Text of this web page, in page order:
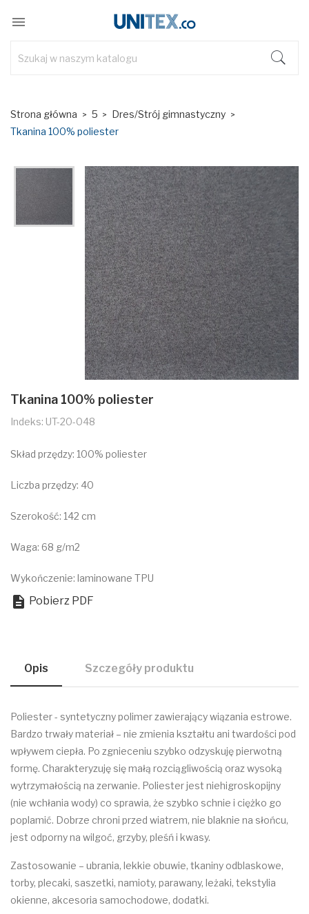

Strona główna 5
Dres/Strój gimnastyczny
Tkanina 100% poliester
Tkanina 100% poliester
Indeks: UT-20-048
Skład przędzy: 100% poliester
Liczba przędzy: 40
Szerokość: 142 cm
Waga: 68 g/m2
Wykończenie: laminowane TPU
 Pobierz PDF
Opis Szczegóły produktu
Poliester - syntetyczny polimer zawierający wiązania estrowe.
Bardzo trwały materiał – nie zmienia kształtu ani twardości pod
wpływem ciepła. Po zgnieceniu szybko odzyskuję pierwotną
formę. Charakteryzuję się małą rozciągliwością oraz wysoką
wytrzymałością na zerwanie. Poliester jest niehigroskopijny
(nie wchłania wody) co sprawia, że szybko schnie i ciężko go
poplamić. Dobrze chroni przed wiatrem, nie blaknie na słońcu,
jest odporny na wilgoć, grzyby, pleśń i kwasy.
Zastosowanie – ubrania, lekkie obuwie, tkaniny odblaskowe,
torby, plecaki, saszetki, namioty, parawany, leżaki, tekstylia
okienne, akcesoria samochodowe, dodatki.